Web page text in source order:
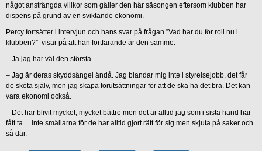
något ansträngda villkor som gäller den här säsongen eftersom klubben har
dispens på grund av en sviktande ekonomi.
Percy fortsätter i intervjun och hans svar på frågan ”Vad har du för roll nu i
klubben?” visar på att han fortfarande är den samme.
– Ja jag har väl den största
– Jag är deras skyddsängel ändå. Jag blandar mig inte i styrelsejobb, det får
de sköta själv, men jag skapa förutsättningar för att de ska ha det bra. Det kan
vara ekonomi också.
– Det har blivit mycket, mycket bättre men det är alltid jag som i sista hand har
fått ta ....inte smällarna för de har alltid gjort rätt för sig men skjuta på saker och
så där.